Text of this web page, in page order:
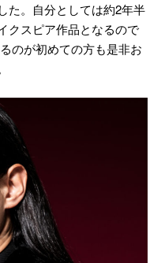
た。自分としては約2年半
クスピア作品となるので
のが初めての方も是非お